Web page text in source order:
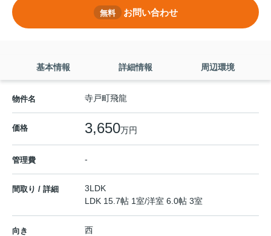
無料 お問い合わせ
基本情報 詳細情報 周辺環境
物件名 寺戸町飛龍
価格 3,650万円
管理費 -
間取り / 詳細
3LDK
LDK 15.7帖 1室/洋室 6.0帖 3室
向き 西